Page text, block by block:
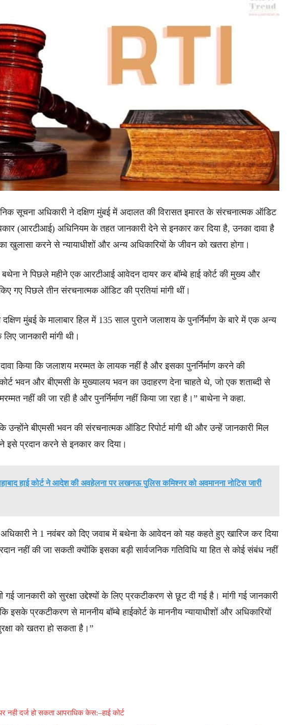
सूचना अधिकारी ने दक्षिण मुंबई में अदालत की विरासत इमारत के संरचनात्मक ऑडिट
(आरटीआई) अधिनियम के तहत जानकारी देने से इनकार कर दिया है, उनका दावा है
खुलासा करने से न्यायाधीशों और अन्य अधिकारियों के जीवन को खतरा होगा।
बथेना ने पिछले महीने एक आरटीआई आवेदन दायर कर बॉम्बे हाई कोर्ट की मुख्य और
गए पिछले तीन संरचनात्मक ऑडिट की प्रतियां मांगी थीं।
मुंबई के मालाबार हिल में 135 साल पुराने जलाशय के पुनर्निर्माण के बारे में एक अन्य
जानकारी मांगी थी।
किया कि जलाशय मरम्मत के लायक नहीं है और इसका पुनर्निर्माण करने की
भवन और बीएमसी के मुख्यालय भवन का उदाहरण देना चाहते थे, जो एक शताब्दी से
नहीं की जा रही है और पुनर्निर्माण नहीं किया जा रहा है।” बाथेना ने कहा.
कि उन्होंने बीएमसी भवन की संरचनात्मक ऑडिट रिपोर्ट मांगी थी और उन्हें जानकारी मिल
इसे प्रदान करने से इनकार कर दिया।
हाई कोर्ट ने आदेश की अवहेलना पर लखनऊ पुलिस कमिश्नर को अवमानना नोटिस जारी
ने 1 नवंबर को दिए जवाब में बथेना के आवेदन को यह कहते हुए खारिज कर दिया
नहीं की जा सकती क्योंकि इसका बड़ी सार्वजनिक गतिविधि या हित से कोई संबंध नहीं
गई जानकारी को सुरक्षा उद्देश्यों के लिए प्रकटीकरण से छूट दी गई है। मांगी गई जानकारी
इसके प्रकटीकरण से माननीय बॉम्बे हाईकोर्ट के माननीय न्यायाधीशों और अधिकारियों
को खतरा हो सकता है।”
नही दर्ज हो सकता आपराधिक केस:–हाई कोर्ट